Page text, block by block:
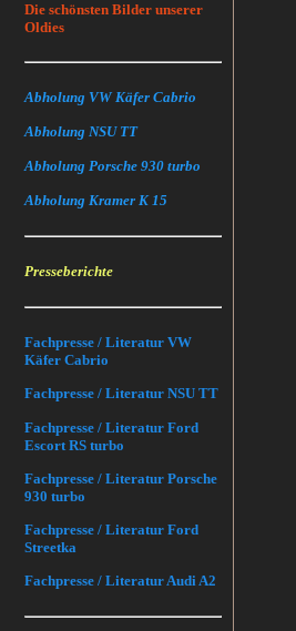
Die schönsten Bilder unserer
Oldies
Abholung VW Käfer Cabrio
Abholung NSU TT
Abholung Porsche 930 turbo
Abholung Kramer K 15
Presseberichte
Fachpresse / Literatur VW
Käfer Cabrio
Fachpresse / Literatur NSU TT
Fachpresse / Literatur Ford
Escort RS turbo
Fachpresse / Literatur Porsche
930 turbo
Fachpresse / Literatur Ford
Streetka
Fachpresse / Literatur Audi A2